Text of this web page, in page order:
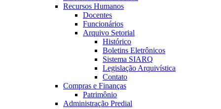
Recursos Humanos
Docentes
Funcionários
Arquivo Setorial
Histórico
Boletins Eletrônicos
Sistema SIARQ
Legislação Arquivística
Contato
Compras e Finanças
Patrimônio
Administração Predial